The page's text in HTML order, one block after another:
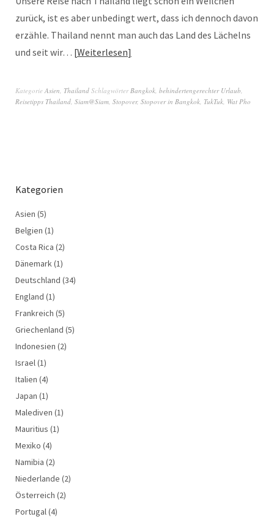
zurück, ist es aber unbedingt wert, dass ich dennoch davon
erzähle. Thailand nennt man auch das Land des Lächelns
und seit wir… Weiterlesen
Kategorie Asien, Thailand SchlagwörterBangkok, behindertengerechter Urlaub,
Reisetipps Thailand, Siam@Siam, Stopover, Stopover in Bangkok, TukTuk, Wat Pho
Kategorien
Asien (5)
Belgien (1)
Costa Rica (2)
Dänemark(1)
Deutschland (34)
England (1)
Frankreich (5)
Griechenland (5)
Indonesien (2)
Israel(1)
Italien (4)
Japan (1)
Malediven (1)
Mauritius (1)
Mexiko (4)
Namibia (2)
Niederlande (2)
Österreich (2)
Portugal(4)